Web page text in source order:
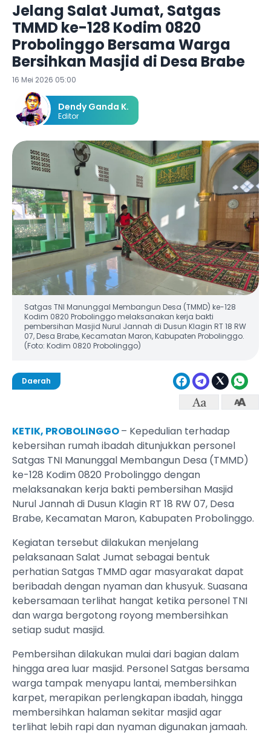
Jelang Salat Jumat, Satgas
TMMD ke-128 Kodim 0820
Probolinggo Bersama Warga
Bersihkan Masjid di Desa Brabe
16 Mei 2026 05:00
Dendy Ganda K.
Editor
Satgas TNI Manunggal Membangun Desa (TMMD) ke-128
Kodim 0820 Probolinggo melaksanakan kerja bakti
pembersihan Masjid Nurul Jannah di Dusun Klagin RT 18 RW
07, Desa Brabe, Kecamatan Maron, Kabupaten Probolinggo.
(Foto: Kodim 0820 Probolinggo)
Daerah
KETIK, PROBOLINGGO– Kepedulian terhadap
kebersihan rumah ibadah ditunjukkan personel
Satgas TNI Manunggal Membangun Desa (TMMD)
ke-128 Kodim 0820 Probolinggo dengan
melaksanakan kerja bakti pembersihan Masjid
Nurul Jannah di Dusun Klagin RT 18 RW 07, Desa
Brabe, Kecamatan Maron, Kabupaten Probolinggo.
Kegiatan tersebut dilakukan menjelang
pelaksanaan Salat Jumat sebagai bentuk
perhatian Satgas TMMD agar masyarakat dapat
beribadah dengan nyaman dan khusyuk. Suasana
kebersamaan terlihat hangat ketika personel TNI
dan warga bergotong royong membersihkan
setiap sudut masjid.
Pembersihan dilakukan mulai dari bagian dalam
hingga area luar masjid. Personel Satgas bersama
warga tampak menyapu lantai, membersihkan
karpet, merapikan perlengkapan ibadah, hingga
membersihkan halaman sekitar masjid agar
terlihat lebih rapi dan nyaman digunakan jamaah.